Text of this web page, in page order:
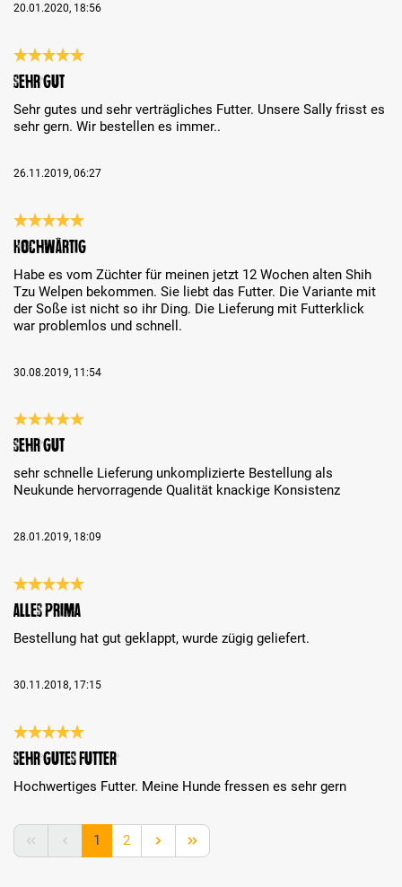
20.01.2020, 18:56
Recenzja z oceną 5 spośród 5 gwiazdek
Sehr gut
Sehr gutes und sehr verträgliches Futter. Unsere Sally frisst es
sehr gern. Wir bestellen es immer..
26.11.2019, 06:27
Recenzja z oceną 5 spośród 5 gwiazdek
Hochwärtig
Habe es vom Züchter für meinen jetzt 12 Wochen alten Shih
Tzu Welpen bekommen. Sie liebt das Futter. Die Variante mit
der Soße ist nicht so ihr Ding. Die Lieferung mit Futterklick
war problemlos und schnell.
30.08.2019, 11:54
Recenzja z oceną 5 spośród 5 gwiazdek
sehr gut
sehr schnelle Lieferung unkomplizierte Bestellung als
Neukunde hervorragende Qualität knackige Konsistenz
28.01.2019, 18:09
Recenzja z oceną 5 spośród 5 gwiazdek
Alles prima
Bestellung hat gut geklappt, wurde zügig geliefert.
30.11.2018, 17:15
Recenzja z oceną 5 spośród 5 gwiazdek
Sehr gutes Futter
Hochwertiges Futter. Meine Hunde fressen es sehr gern
Strona
1 Strona
2